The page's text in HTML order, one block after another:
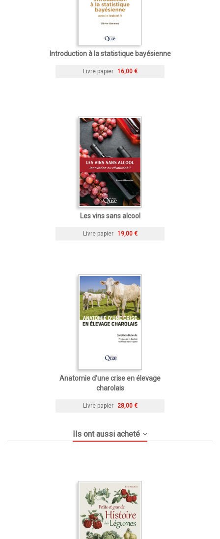
Introduction à la statistique bayésienne
Livre papier 16,00 €
Les vins sans alcool
Livre papier 19,00 €
Anatomie d'une crise en élevage
charolais
Livre papier 28,00 €
Ils ont aussi acheté